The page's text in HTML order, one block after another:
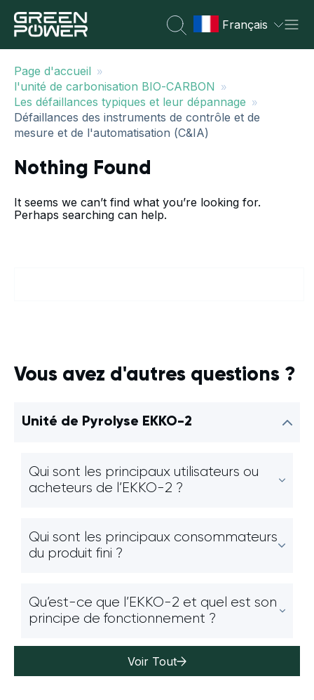
Français
Page d'accueil »
l'unité de carbonisation BIO-CARBON »
Les défaillances typiques et leur dépannage »
Défaillances des instruments de contrôle et de
mesure et de l'automatisation (C&IA)
Nothing Found
It seems we can’t find what you’re looking for.
Perhaps searching can help.
Vous avez d'autres questions ?
Unité de Pyrolyse EKKO-2
Qui sont les principaux utilisateurs ou
acheteurs de l’EKKO-2 ?
Qui sont les principaux consommateurs
du produit fini ?
Qu’est-ce que l’EKKO-2 et quel est son
principe de fonctionnement ?
Voir Tout